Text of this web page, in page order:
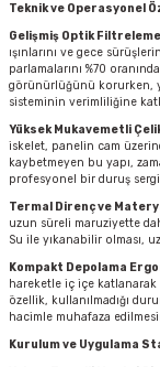
Teknik ve Operasyonel
Gelişmiş Optik
ışınlarını ve gece
parlamalarını %70
görünürlüğünü korurken,
sisteminin verimliliğine
Yüksek Mukavemetli
iskelet, panelin cam
kaybetmeyen bu yapı,
profesyonel bir duruş
Termal Direnç ve
uzun süreli maruziyette
Su ile yıkanabilir olması,
Kompakt Depolama
hareketle iç içe
özellik, kullanılmadığı
hacimle muhafaza
Kurulum ve Uygulama